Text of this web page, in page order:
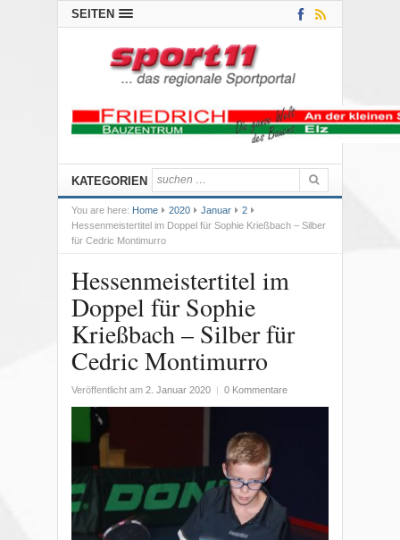
SEITEN
KATEGORIEN
You are here: Home 2020 Januar
2
Hessenmeistertitel im Doppel für Sophie Krießbach – Silber
für Cedric Montimurro
Hessenmeistertitel im
Doppel für Sophie
Krießbach – Silber für
Cedric Montimurro
Veröffentlicht am 2. Januar 2020 0 Kommentare